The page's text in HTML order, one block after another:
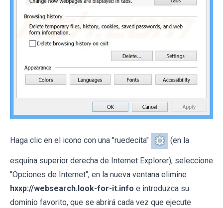
Haga clic en el icono con una "ruedecita" (en la
esquina superior derecha de Internet Explorer), seleccione
"Opciones de Internet", en la nueva ventana elimine
hxxp://websearch.look-for-it.info e introduzca su
dominio favorito, que se abrirá cada vez que ejecute